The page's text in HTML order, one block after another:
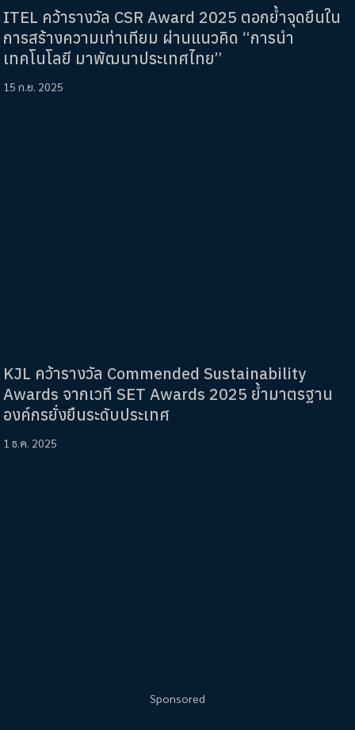
ITEL คว้ารางวัล CSR Award 2025 ตอกย้ำจุดยืนใน
การสร้างความเท่าเทียม ผ่านแนวคิด “การนำ
เทคโนโลยี มาพัฒนาประเทศไทย”
15 ก.ย. 2025
KJL คว้ารางวัล Commended Sustainability
Awards จากเวที SET Awards 2025 ย้ำมาตรฐาน
องค์กรยั่งยืนระดับประเทศ
1 ธ.ค. 2025
Sponsored